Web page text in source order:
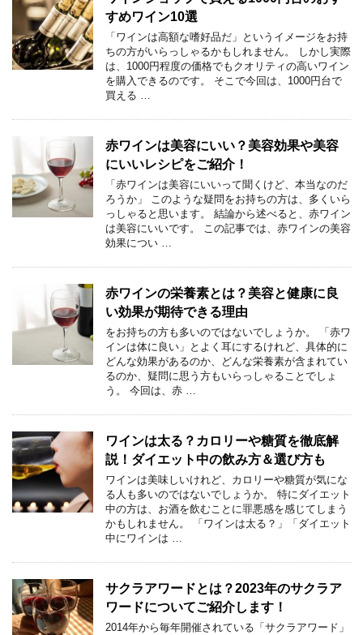
すめワイン10選
「ワインは高額な嗜好品だ」というイメージをお持
ちの方がいらっしゃるかもしれません。 しかし実際
は、1000円程度の価格でもクオリティの高いワイン
を購入できるのです。 そこで今回は、1000円台で
買える …
赤ワインは美容にいい？美容効果や美容
にいいレシピをご紹介！
「赤ワインは美容にいいって聞くけど、本当なのだ
ろうか」 このような疑問をお持ちの方は、多くいら
っしゃると思います。 結論から述べると、赤ワイン
は美容にいいです。 この記事では、赤ワインの美容
効果につい …
赤ワインの栄養素とは？美容と健康に良
い効果が期待できる理由
をお持ちの方も多いのではないでしょうか。 「赤ワ
インは体に良い」とよく耳にするけれど、具体的に
どんな効果があるのか、どんな栄養素が含まれてい
るのか、疑問に思う方もいらっしゃることでしょ
う。 今回は、赤 …
ワインは太る？カロリーや糖質を徹底解
説！ダイエット中の飲み方＆選び方も
ワインは美味しいけれど、カロリーや糖質が気にな
る人も多いのではないでしょうか。 特にダイエット
中の方は、お酒を飲むことに罪悪感を感じてしまう
かもしれません。 「ワインは太る？」「ダイエット
中にワインは …
サクラアワードとは？2023年のサクラア
ワードについてご紹介します！
2014年から毎年開催されている「サクラアワード」